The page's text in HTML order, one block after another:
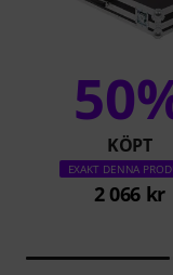
KÖPT
EXAKT DENNA
2 066 kr